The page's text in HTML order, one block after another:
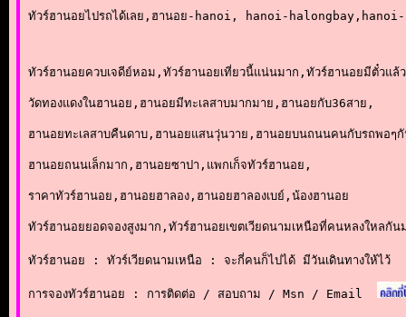
ทัวร์ฮานอยไปรถได้เลย,ฮานอย-hanoi, hanoi-
ทัวร์ฮานอยควบเจดีย์หอม,ทัวร์ฮานอยเที่ยวนี้แน่นมาก,ทัวร์ฮานอยมีตั๋วแล้
วัดทองแดงในฮานอย,ฮานอยมีทะเลสาบมากมาย,ฮานอยกับ36สาย,
ฮานอยทะเลสาบคืนดาบ,ฮานอยแสนวุ่นวาย,ฮานอยบนถนนคนกับรถพอๆ
ฮานอยถนนเล็กมาก,ฮานอยซาปา,แพกเก็จทัวร์ฮานอย,
ราคาทัวร์ฮานอย,ฮานอยฮาลอง,ฮานอยฮาลองเบย์,น้องฮานอย
ทัวร์ฮานอยยอดจองสูงมาก,ทัวร์ฮานอยเขตเวียดนามเหนือที่คนหลงใหลกั
ทัวร์ฮานอย : ทัวร์เวียดนามเหนือ : จะกี่คนก็ไปได้ มีวันเดินทางให้ไว้
การจองทัวร์ฮานอย : การติดต่อ / สอบถาม / Msn / Email